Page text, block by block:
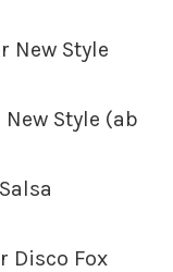
New Style
New Style (ab
Disco Fox